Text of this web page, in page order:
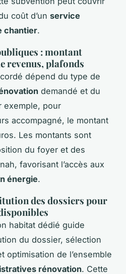
coût d’un service
chantier.
: montant
revenus, plafonds
dépend du type de
demandé et du
exemple, pour
accompagné, le montant
Les montants sont
du foyer et des
favorisant l’accès aux
énergie.
des dossiers pour
habitat dédié guide
du dossier, sélection
optimisation de l’ensemble
rénovation. Cette